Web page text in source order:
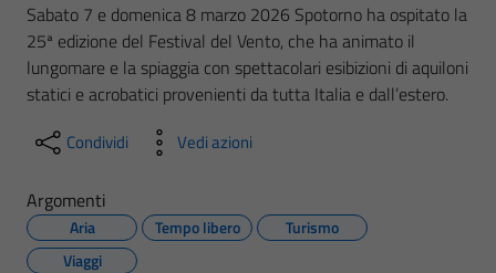
Sabato 7 e domenica 8 marzo 2026 Spotorno ha ospitato la
25ª edizione del Festival del Vento, che ha animato il
lungomare e la spiaggia con spettacolari esibizioni di aquiloni
statici e acrobatici provenienti da tutta Italia e dall’estero.
Condividi Vedi azioni
Argomenti
Aria Tempo libero
Turismo
Viaggi